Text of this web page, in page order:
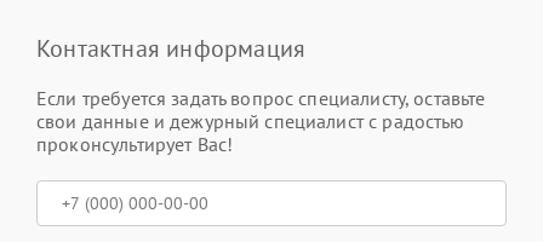
Контактная информация
Если требуется задать вопрос специалисту, оставьте
свои данные и дежурный специалист с радостью
проконсультирует Вас!